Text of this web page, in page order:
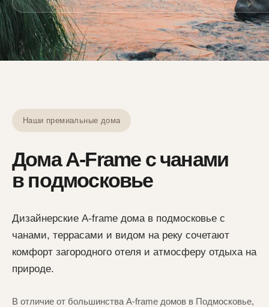
Наши премиальные дома
Дома A-Frame с чанами
в подмосковье
Дизайнерские A-frame дома в подмосковье с
чанами, террасами и видом на реку сочетают
комфорт загородного отеля и атмосферу отдыха на
природе.
В отличие от большинства A-frame домов в Подмосковье,